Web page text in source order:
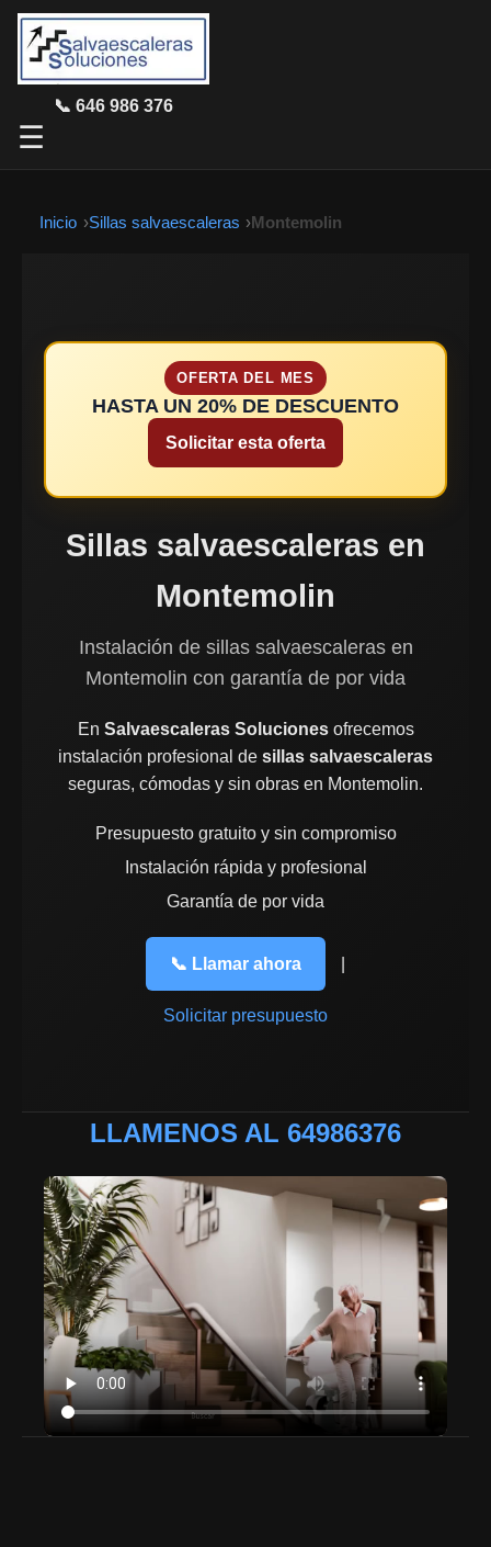
📞 646 986 376
☰
Inicio Sillas salvaescaleras Montemolin
OFERTA DEL MES
HASTA UN 20% DE DESCUENTO
Solicitar esta oferta
Sillas salvaescaleras en
Montemolin
Instalación de sillas salvaescaleras en
Montemolin con garantía de por vida
En Salvaescaleras Solucionesofrecemos
instalación profesional de sillas salvaescaleras
seguras, cómodas y sin obras en Montemolin.
Presupuesto gratuito y sin compromiso
Instalación rápida y profesional
Garantía de por vida
📞 Llamar ahora
Solicitar presupuesto
LLAMENOS AL 64986376